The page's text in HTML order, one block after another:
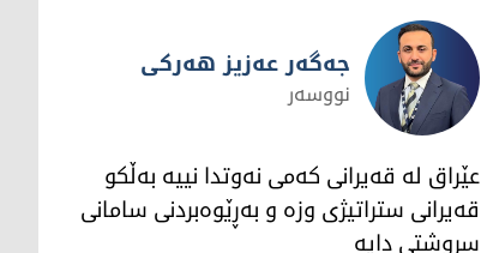
جەگەر عەزیز هەرکی
جەگەر عەزیز هەرکی
نووسەر
عێراق لە قەیرانی کەمی نەوتدا نییە بەڵکو
قەیرانی ستراتیژی وزە و بەڕێوەبردنی سامانی
سروشتی دایە